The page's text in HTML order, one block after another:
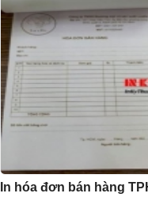
In hóa đơn bán hàng